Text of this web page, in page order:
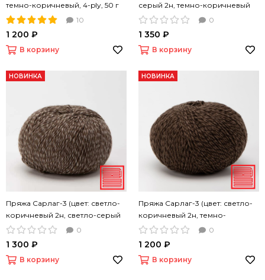
темно-коричневый, 4-ply, 50 г
140 м)
10
1 200 ₽
В корзину
серый 2н, темно-коричневый
1н, 50 г 200 м)
0
1 350 ₽
В корзину
НОВИНКА
Пряжа Сарлаг-3 (цвет: светло-
коричневый 2н, светло-серый
1н, 50 г 200 м)
0
1 300 ₽
В корзину
НОВИНКА
Пряжа Сарлаг-3 (цвет: светло-
коричневый 2н, темно-
коричневый 1н, 50 г 200 м)
0
1 200 ₽
В корзину